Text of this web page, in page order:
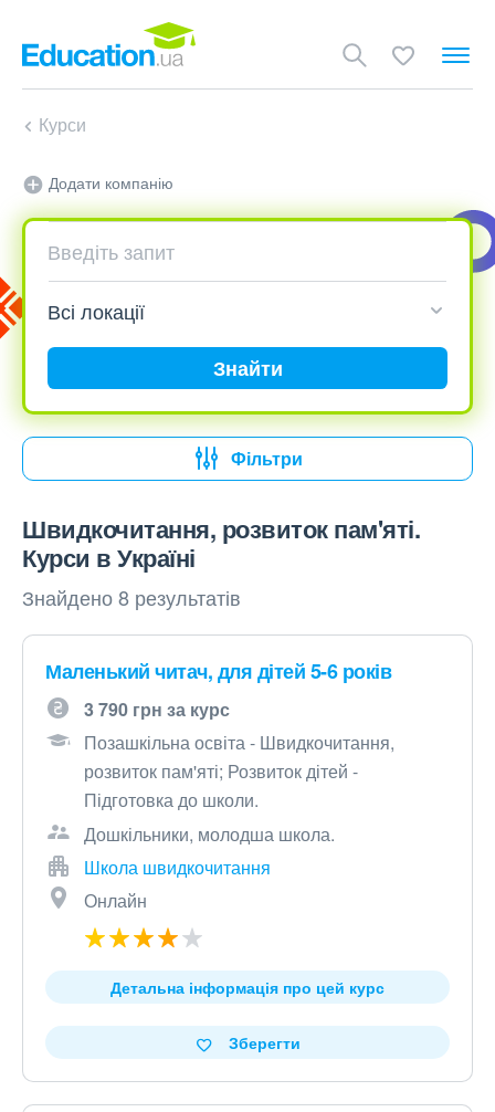
Курси
Додати компанію
Знайти
Фільтри
Швидкочитання, розвиток пам'яті.
Курси в Україні
Знайдено 8 результатів
Маленький читач, для дітей 5-6 років
3 790 грн за курс
Позашкільна освіта - Швидкочитання,
розвиток пам'яті; Розвиток дітей -
Підготовка до школи.
Дошкільники, молодша школа.
Школа швидкочитання
Онлайн
Детальна інформація про цей курс
Зберегти